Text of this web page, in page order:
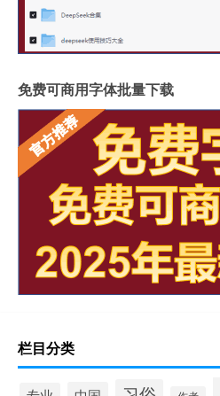
免费可商用字体批量下载
栏目分类